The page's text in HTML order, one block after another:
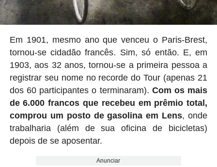
Em 1901, mesmo ano que venceu o Paris-Brest,
tornou-se cidadão francês. Sim, só então. E, em
1903, aos 32 anos, tornou-se a primeira pessoa a
registrar seu nome no recorde do Tour (apenas 21
dos 60 participantes o terminaram). Com os mais
de 6.000 francos que recebeu em prêmio total,
comprou um posto de gasolina em Lens, onde
trabalharia (além de sua oficina de bicicletas)
depois de se aposentar.
Anunciar